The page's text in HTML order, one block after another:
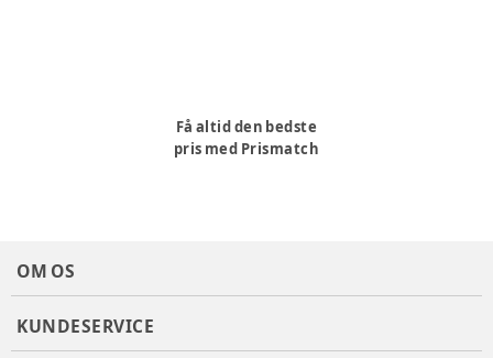
Få altid den bedste
pris med Prismatch
OM OS
KUNDESERVICE